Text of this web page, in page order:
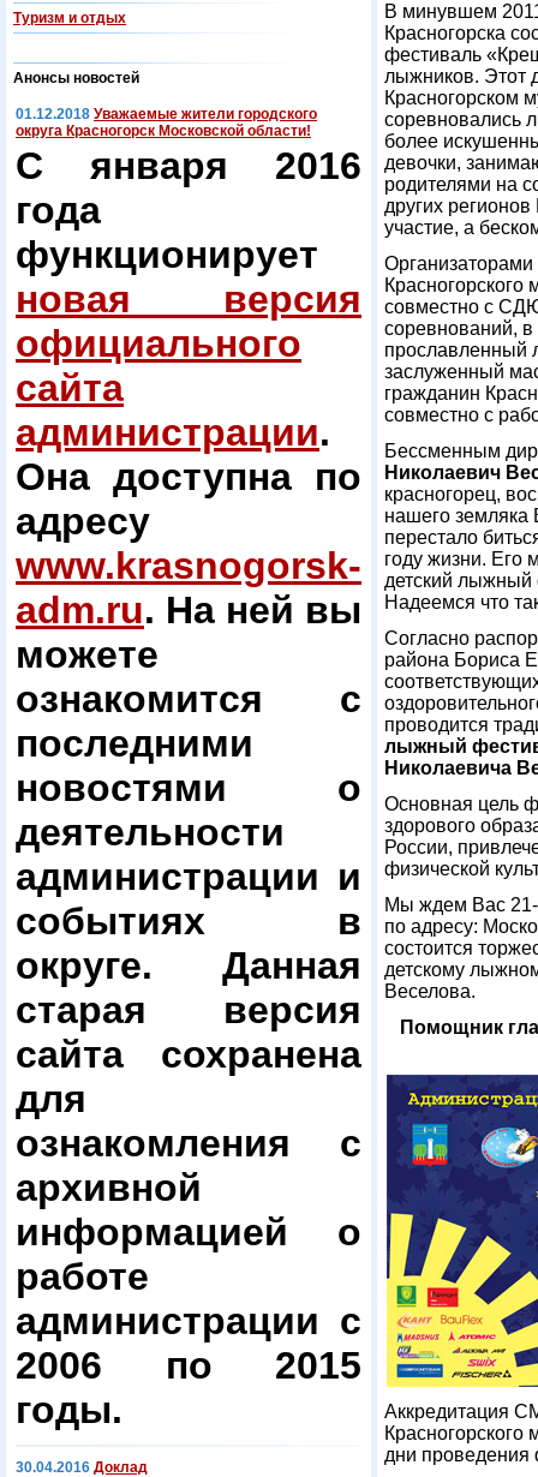
Туризм и отдых
Анонсы новостей
01.12.2018 Уважаемые жители городского
округа Красногорск Московской области!
С января 2016
года
функционирует
новая версия
официального
сайта
администрации.
Она доступна по
адресу
www.krasnogorsk-
adm.ru. На ней вы
можете
ознакомится с
последними
новостями о
деятельности
администрации и
событиях в
округе. Данная
старая версия
сайта сохранена
для
ознакомления с
архивной
информацией о
работе
администрации с
2006 по 2015
годы.
30.04.2016 Доклад
В минувшем
Красногорска
фестиваль
лыжников. Этот
Красногорском
соревновались
более
девочки,
родителями на
других
участие, а
совместно с
соревнований, в
прославленный
заслуженный
гражданин
совместно с
Бессменным
Николаевич
красногорец,
нашего земляка
перестало
году жизни. Его
детский лыжный
Надеемся что
Согласно
района Бориса
проводится
лыжный
Николаевича
Основная цель
здорового
России,
физической
Мы ждем Вас 21-
по адресу:
состоится
детскому
Веселова.
Помощник
Аккредитация
дни проведения